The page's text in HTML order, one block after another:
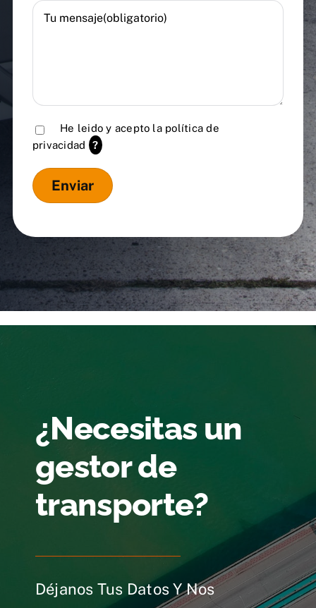
He leido y acepto la política de
privacidad
?
¿Necesitas un
gestor de
transporte?
Déjanos Tus Datos Y Nos